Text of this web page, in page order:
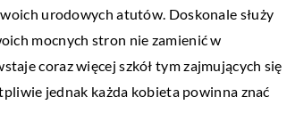
urodowych atutów. Doskonale służy
mocnych stron nie zamienić w
coraz więcej szkół tym zajmujących się
jednak każda kobieta powinna znać